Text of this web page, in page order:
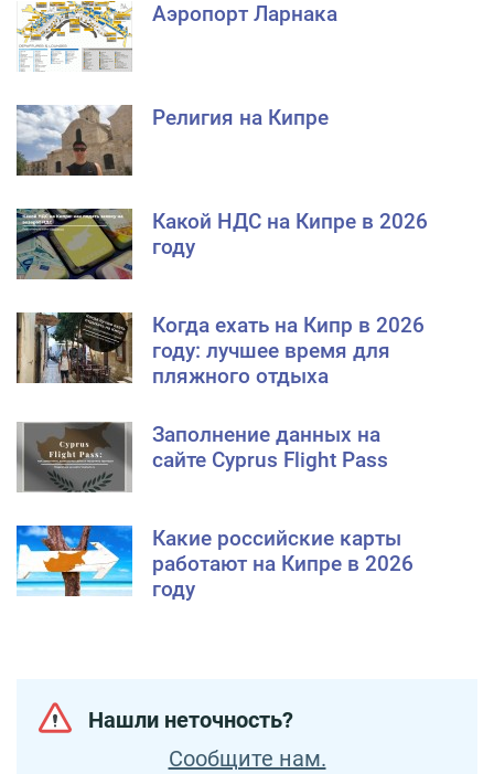
Аэропорт Ларнака
Религия на Кипре
Какой НДС на Кипре в 2026
году
Когда ехать на Кипр в 2026
году: лучшее время для
пляжного отдыха
Заполнение данных на
сайте Cyprus Flight Pass
Какие российские карты
работают на Кипре в 2026
году
Нашли неточность?
Сообщите нам.